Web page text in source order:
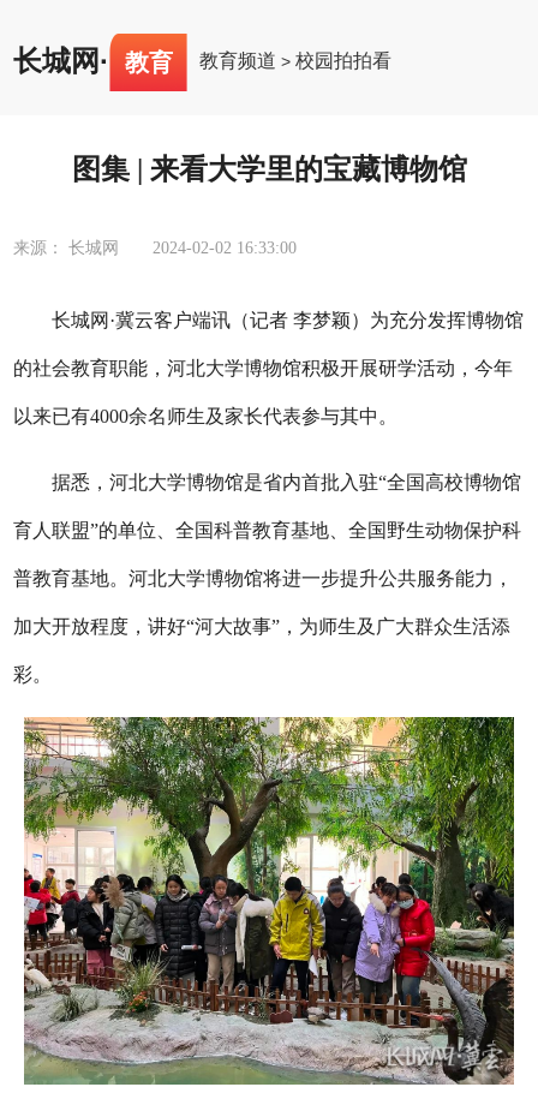
长城网· 教育 教育频道 >校园拍拍看
图集 | 来看大学里的宝藏博物馆
来源： 长城网 2024-02-02 16:33:00
长城网·冀云客户端讯（记者 李梦颖）为充分发挥博物馆
的社会教育职能，河北大学博物馆积极开展研学活动，今年
以来已有4000余名师生及家长代表参与其中。
据悉，河北大学博物馆是省内首批入驻“全国高校博物馆
育人联盟”的单位、全国科普教育基地、全国野生动物保护科
普教育基地。河北大学博物馆将进一步提升公共服务能力，
加大开放程度，讲好“河大故事”，为师生及广大群众生活添
彩。